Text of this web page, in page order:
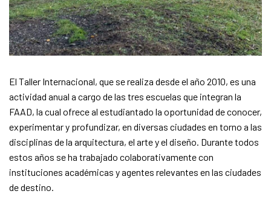
El Taller Internacional, que se realiza desde el año 2010, es una
actividad anual a cargo de las tres escuelas que integran la
FAAD, la cual ofrece al estudiantado la oportunidad de conocer,
experimentar y profundizar, en diversas ciudades en torno a las
disciplinas de la arquitectura, el arte y el diseño. Durante todos
estos años se ha trabajado colaborativamente con
instituciones académicas y agentes relevantes en las ciudades
de destino.